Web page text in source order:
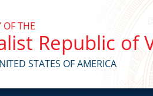
OF THE
Republic of
STATES OF AMERICA